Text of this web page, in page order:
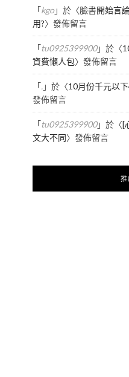
「kgo」於〈臉書開始言
用?〉發佈留言
「tu0925399900」於〈
資費懶人包〉發佈留言
「.」於〈10月份千元以
發佈留言
「tu0925399900」於〈[
文大不同〉發佈留言